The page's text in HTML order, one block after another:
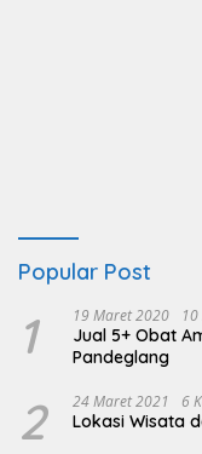
Popular Post
1 19 Maret 2020
Jual 5+ Obat
Pandeglang
2 24 Maret 2021 6
Lokasi Wisata